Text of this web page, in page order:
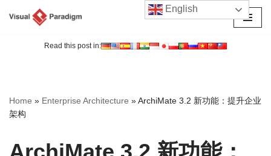
Read this post in:
Home » Enterprise Architecture »ArchiMate 3.2 新功能：提升企业
架构
English